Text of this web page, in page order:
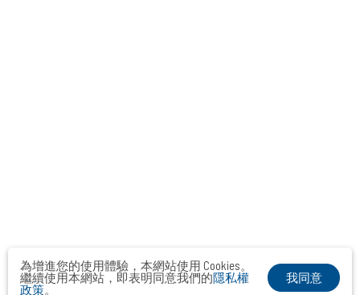
為增進您的使用體驗，本網站使用 Cookies。
繼續使用本網站，即表明同意我們的隱私權
政策。
我同意